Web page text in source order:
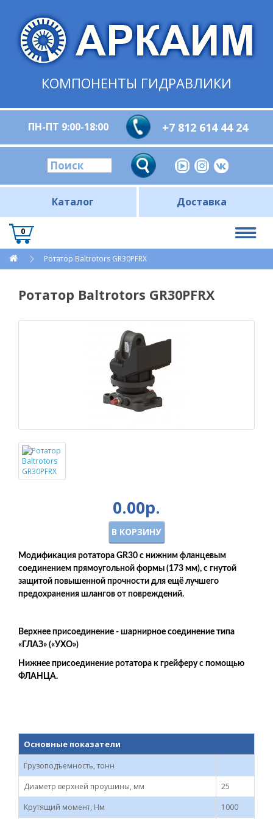
КОМПОНЕНТЫ ГИДРАВЛИКИ
ПН-ПТ 9:00-18:00 +7 812 614 44 24
Каталог Доставка
0
Ротатор Baltrotors GR30PFRX
Ротатор Baltrotors GR30PFRX
0.00р.
В КОРЗИНУ
Модификация ротатора GR30 с нижним фланцевым
соединением прямоугольной формы (173 мм), с гнутой
защитой повышенной прочности для ещё лучшего
предохранения шлангов от повреждений.
Верхнее присоединение - шарнирное соединение типа
«ГЛАЗ» («УХО»)
Нижнее присоединение ротатора к грейферу с помощью
ФЛАНЦА.
Основные показатели
Грузоподъемность, тонн
Диаметр верхней проушины, мм
25
Крутящий момент, Нм
1000